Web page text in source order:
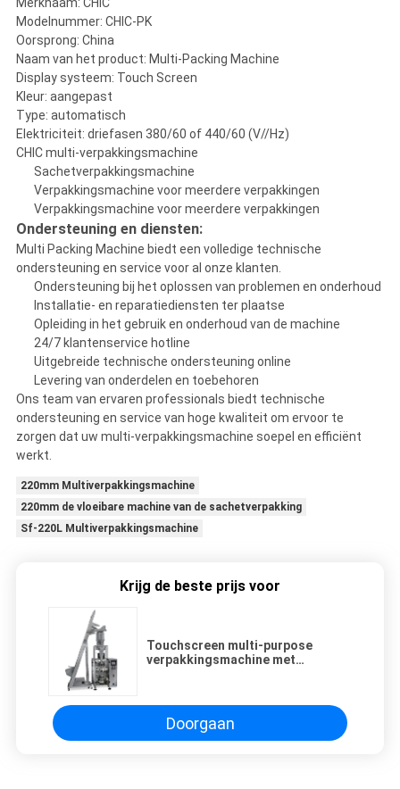
Merknaam: CHIC
Modelnummer: CHIC-PK
Oorsprong: China
Naam van het product: Multi-Packing Machine
Display systeem: Touch Screen
Kleur: aangepast
Type: automatisch
Elektriciteit: driefasen 380/60 of 440/60 (V//Hz)
CHIC multi-verpakkingsmachine
Sachetverpakkingsmachine
Verpakkingsmachine voor meerdere verpakkingen
Verpakkingsmachine voor meerdere verpakkingen
Ondersteuning en diensten:
Multi Packing Machine biedt een volledige technische
ondersteuning en service voor al onze klanten.
Ondersteuning bij het oplossen van problemen en onderhoud
Installatie- en reparatiediensten ter plaatse
Opleiding in het gebruik en onderhoud van de machine
24/7 klantenservice hotline
Uitgebreide technische ondersteuning online
Levering van onderdelen en toebehoren
Ons team van ervaren professionals biedt technische
ondersteuning en service van hoge kwaliteit om ervoor te
zorgen dat uw multi-verpakkingsmachine soepel en efficiënt
werkt.
220mm Multiverpakkingsmachine
220mm de vloeibare machine van de sachetverpakking
Sf-220L Multiverpakkingsmachine
Krijg de beste prijs voor
Touchscreen multi-purpose
verpakkingsmachine met
Doorgaan